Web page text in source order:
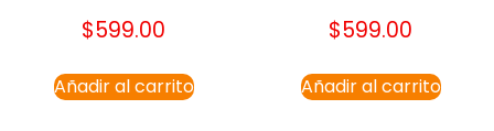
$599.00
Añadir al carrito
$599.00
Añadir al carrito